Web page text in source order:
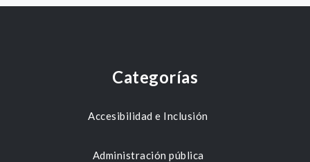
Categorías
Accesibilidad e Inclusión
Administración pública